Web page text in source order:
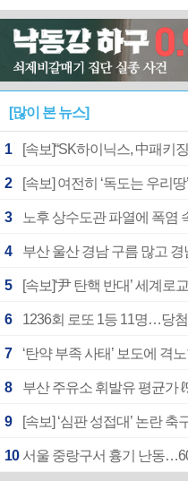
[많이 본 뉴스]
1 [속보]“SK하이닉스, 中패키
2
3 노후 상수도관 파열에 폭염
4
5 [속보]‘尹 탄핵 반대’ 세계로
6 1236회 로또 1등 11명…당
7
8 부산 주유소 휘발유 평균가
9
10 서울 중랑구서 흉기 난동